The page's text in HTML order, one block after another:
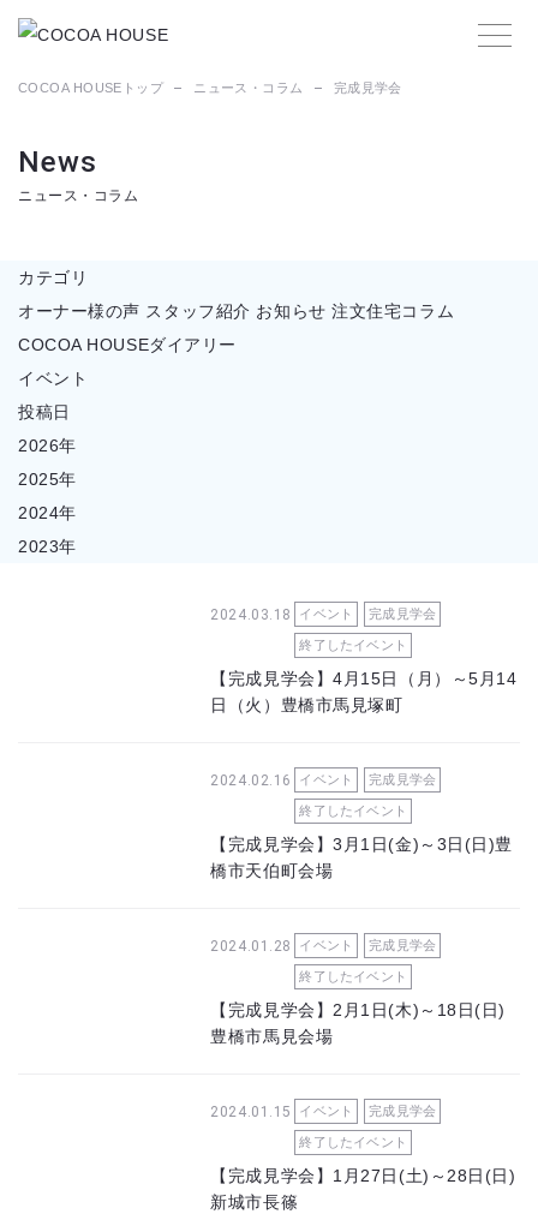
COCOA HOUSEトップ ニュース・コラム 完成見学会
News
ニュース・コラム
カテゴリ
オーナー様の声 スタッフ紹介 お知らせ 注文住宅コラム
COCOA HOUSEダイアリー
イベント
投稿日
2026年
2025年
2024年
2023年
2024.03.18 イベント 完成見学会
終了したイベント
【完成見学会】4月15日（月）～5月14
日（火）豊橋市馬見塚町
2024.02.16 イベント 完成見学会
終了したイベント
【完成見学会】3月1日(金)～3日(日)豊
橋市天伯町会場
2024.01.28 イベント 完成見学会
終了したイベント
【完成見学会】2月1日(木)～18日(日)
豊橋市馬見会場
2024.01.15 イベント 完成見学会
終了したイベント
【完成見学会】1月27日(土)～28日(日)
新城市長篠